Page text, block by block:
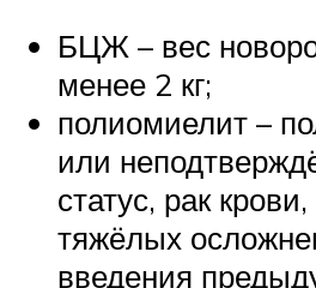
БЦЖ – вес
менее 2 кг;
полиомиелит –
или
статус, рак
тяжёлых
введения